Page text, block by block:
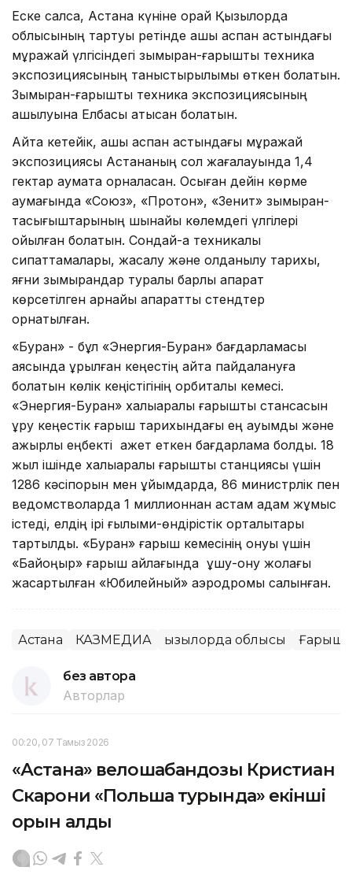
Еске салсақ, Астана күніне орай Қызылорда
облысының тартуы ретінде ашық аспан астындағы
мұражай үлгісіндегі зымыран-ғарыштық техника
экспозициясының таныстырылымы өткен болатын.
Зымыран-ғарыштық техника экспозициясының
ашылуына Елбасы қатысқан болатын.
Айта кетейік, ашық аспан астындағы мұражай
экспозициясы Астананың сол жағалауында 1,4
гектар аумақта орналасқан. Осыған дейін көрме
аумағында «Союз», «Протон», «Зенит» зымыран-
тасығыштарының шынайы көлемдегі үлгілері
қойылған болатын. Сондай-ақ техникалық
сипаттамалары, жасалу және қолданылу тарихы,
яғни зымырандар туралы барлық ақпарат
көрсетілген арнайы ақпараттық стендтер
орнатылған.
«Буран» - бұл «Энергия-Буран» бағдарламасы
аясында құрылған кеңестің қайта пайдалануға
болатын көлік кеңістігінің орбиталық кемесі.
«Энергия-Буран» халықаралық ғарыштық стансасын
құру кеңестік ғарыш тарихындағы ең ауқымды және
қажырлы еңбекті қажет еткен бағдарлама болды. 18
жыл ішінде халықаралық ғарыштық станциясы үшін
1286 кәсіпорын мен ұйымдарда, 86 министрлік пен
ведомстволарда 1 миллионнан астам адам жұмыс
істеді, елдің ірі ғылыми-өндірістік орталықтары
тартылды. «Буран» ғарыш кемесінің қонуы үшін
«Байқоңыр» ғарыш айлағында ұшу-қону жолағы
жақсартылған «Юбилейный» аэродромы салынған.
Астана КАЗМЕДИА Қызылорда облысы Ғарыш
без автора
Авторлар
00:20, 07 Тамыз 2026
«Астана» велошабандозы Кристиан
Скарони «Польша турында» екінші
орын алды